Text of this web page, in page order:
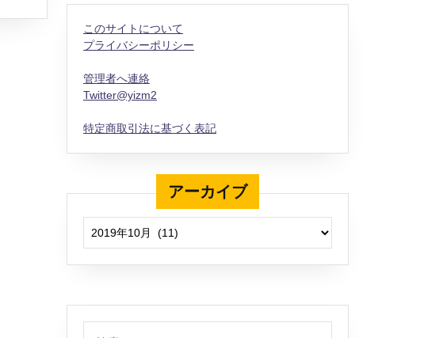
このサイトについて
プライバシーポリシー
管理者へ連絡
Twitter@yizm2
特定商取引法に基づく表記
アーカイブ